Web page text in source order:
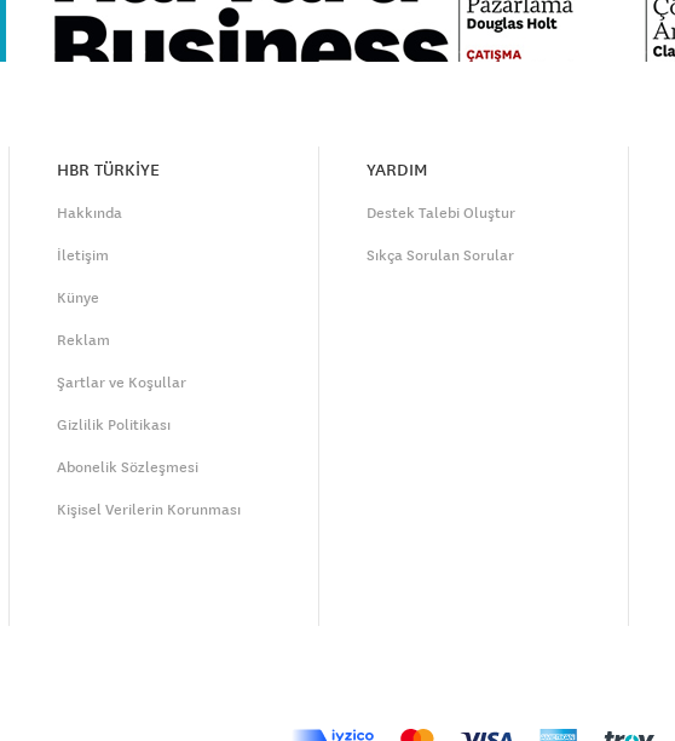
HBR TÜRKİYE
Hakkında
İletişim
Künye
Reklam
Şartlar ve Koşullar
Gizlilik Politikası
Abonelik Sözleşmesi
Kişisel Verilerin Korunması
YARDIM
Destek Talebi Oluştur
Sıkça Sorulan Sorular